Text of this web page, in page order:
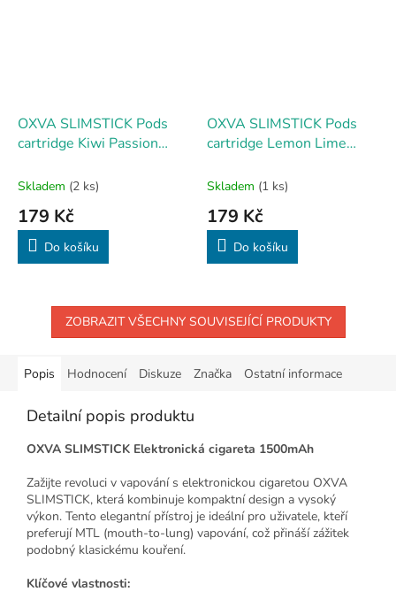
OXVA SLIMSTICK Pods
cartridge Kiwi Passion
Skladem (2 ks)
179 Kč
Do košíku
OXVA SLIMSTICK Pods
cartridge Lemon Lime
Skladem (1 ks)
179 Kč
Do košíku
ZOBRAZIT VŠECHNY SOUVISEJÍCÍ PRODUKTY
Popis Hodnocení Diskuze Značka Ostatní informace
Detailní popis produktu
OXVA SLIMSTICK Elektronická cigareta 1500mAh
Zažijte revoluci v vapování s elektronickou cigaretou OXVA
SLIMSTICK, která kombinuje kompaktní design a vysoký
výkon. Tento elegantní přístroj je ideální pro uživatele, kteří
preferují MTL (mouth-to-lung) vapování, což přináší zážitek
podobný klasickému kouření.
Klíčové vlastnosti: